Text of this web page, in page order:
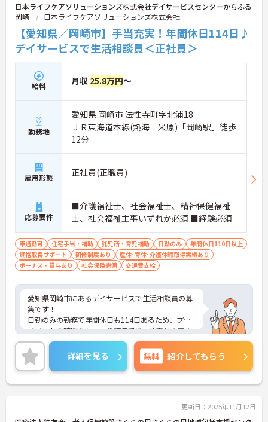
日本ライフケアソリューションズ株式会社デイサービスセンターからふる
岡崎
日本ライフケアソリューションズ株式会社
【愛知県／岡崎市】手当充実！年間休日114日♪
デイサービスで生活相談員＜正社員＞
給料 月収 25.8万円～
勤務地
愛知県 岡崎市 法性寺町字北浦18
ＪＲ東海道本線(熱海－米原)「岡崎駅」徒歩
12分
雇用形態 正社員(正職員)
応募要件
■介護福祉士、社会福祉士、精神保健福祉
士、社会福祉主事いずれか必須 ■経験必須
車通勤可 住宅手当・補助 託児所・育児補助 日勤のみ
年間休日110日以上
資格取得サポート
研修制度あり
産休･育休･介護休暇取得実績あり
ボーナス・賞与あり
社会保険完備 交通費支給
愛知県岡崎市にあるデイサービスで生活相談員の募
集です！
日勤のみの勤務で年間休日も114日あるため、プラ
イベートの時間をしっかり確保でき、仕事との両立
がしやすい職場です◎
また、社会保険完備で住宅手当など各種手当が充実
しているため、安心して働きやすい環境が整ってい
ます♪
ご興味ある方は面接ポイントをお伝えしますので、
詳細を見る 無料 紹介してもらう
更新日：2025年11月12日